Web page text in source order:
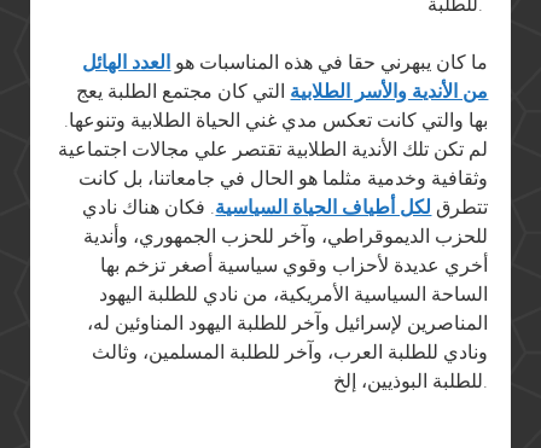
ما كان يبهرني حقا في هذه المناسبات هو العدد الهائل
من الأندية والأسر الطلابية التي كان مجتمع الطلبة يعج
بها والتي كانت تعكس مدي غني الحياة الطلابية وتنوعها.
لم تكن تلك الأندية الطلابية تقتصر علي مجالات اجتماعية
وثقافية وخدمية مثلما هو الحال في جامعاتنا، بل كانت
تتطرق لكل أطياف الحياة السياسية. فكان هناك نادي
للحزب الديموقراطي، وآخر للحزب الجمهوري، وأندية
أخري عديدة لأحزاب وقوي سياسية أصغر تزخم بها
الساحة السياسية الأمريكية، من نادي للطلبة اليهود
المناصرين لإسرائيل وآخر للطلبة اليهود المناوئين له،
ونادي للطلبة العرب، وآخر للطلبة المسلمين، وثالث
للطلبة البوذيين، إلخ.